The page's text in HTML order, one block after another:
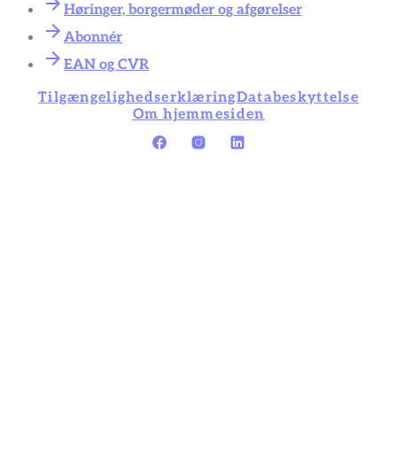
Høringer, borgermøder og afgørelser
Abonnér
EAN og CVR
TilgængelighedserklæringDatabeskyttelse
Om hjemmesiden